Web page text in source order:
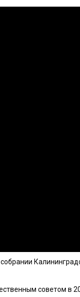
советом в